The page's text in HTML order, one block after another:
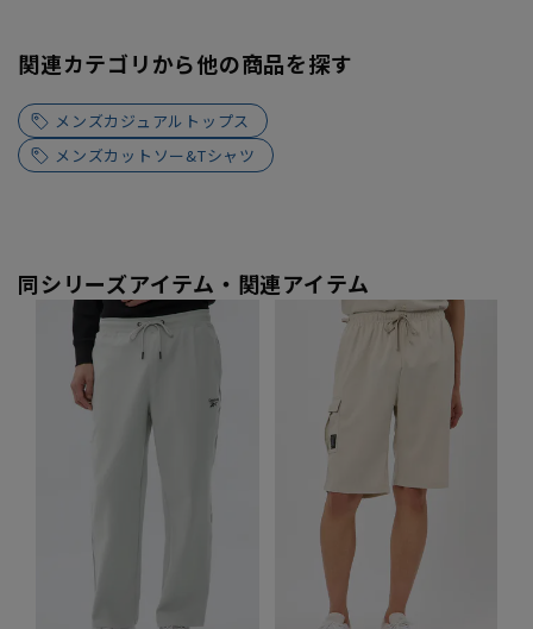
関連カテゴリから他の商品を探す
メンズカジュアルトップス
メンズカットソー&Tシャツ
同シリーズアイテム・関連アイテム